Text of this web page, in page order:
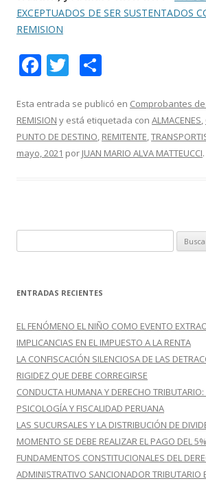
EXCEPTUADOS DE SER SUSTENTADOS
REMISION
F
e
b
o
T
itt
er
m
p
ar
Esta entrada se publicó en Comprobantes
REMISION y está etiquetada con ALMACENES,
PUNTO DE DESTINO, REMITENTE,
mayo, 2021 por JUAN MARIO ALVA MATTEUCCI.
u
c
r
:
ENTRADAS RECIENTES
EL FENÓMENO EL NIÑO COMO EVENTO
IMPLICANCIAS EN EL IMPUESTO A LA RENTA
LA CONFISCACIÓN SILENCIOSA DE LAS
RIGIDEZ QUE DEBE CORREGIRSE
CONDUCTA HUMANA Y DERECHO TRIBUTARIO:
PSICOLOGÍA Y FISCALIDAD PERUANA
LAS SUCURSALES Y LA DISTRIBUCIÓN DE
MOMENTO SE DEBE REALIZAR EL PAGO DEL
FUNDAMENTOS CONSTITUCIONALES DEL
ADMINISTRATIVO SANCIONADOR TRIBUTARIO